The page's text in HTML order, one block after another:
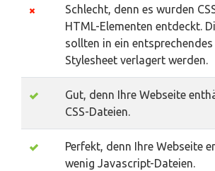
Schlecht, denn es wurden
HTML-Elementen entdeckt.
sollten in ein entsprechendes
Stylesheet verlagert werden.
Gut, denn Ihre Webseite
CSS-Dateien.
Perfekt, denn Ihre Webseite
wenig Javascript-Dateien.